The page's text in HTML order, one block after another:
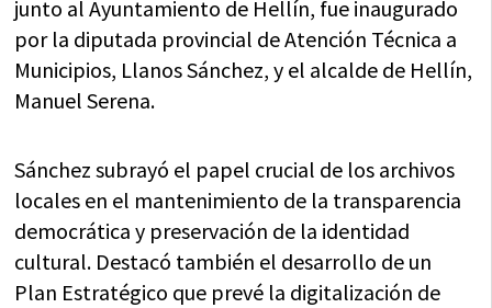
junto al Ayuntamiento de Hellín, fue inaugurado
por la diputada provincial de Atención Técnica a
Municipios, Llanos Sánchez, y el alcalde de Hellín,
Manuel Serena.
Sánchez subrayó el papel crucial de los archivos
locales en el mantenimiento de la transparencia
democrática y preservación de la identidad
cultural. Destacó también el desarrollo de un
Plan Estratégico que prevé la digitalización de